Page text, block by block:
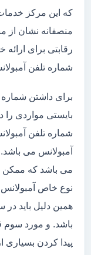
که این مرکز
منصفانه نشان از
رقابتی برای
شماره تلفن
برای داشتن
بایستی مواردی را
شماره تلفن
آمبولانس می
می باشد که ممکن
نوع خاص آمبولانس
همین دلیل باید در
باشد. و مورد سوم
پیدا کردن